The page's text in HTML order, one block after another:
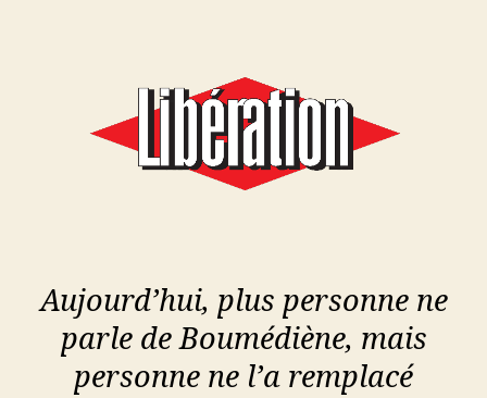
Aujourd’hui, plus personne ne
parle de Boumédiène, mais
personne ne l’a remplacé